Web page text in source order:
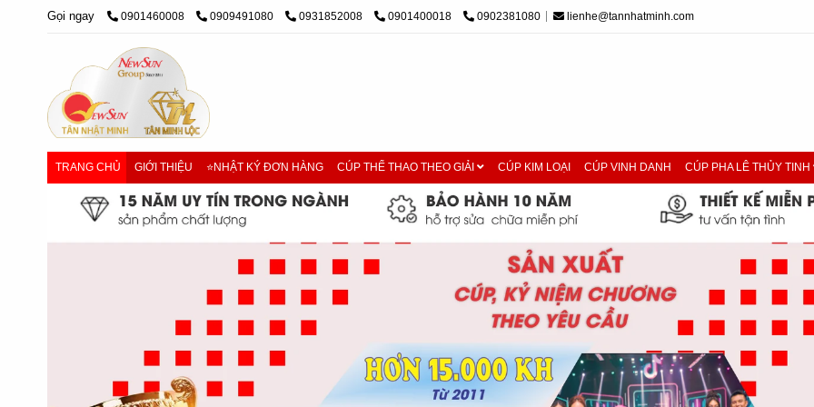
Gọi ngay 0901460008 0909491080 0931852008 0901400018 0902381080 lienhe@tannhatminh.com
TRANG CHỦ GIỚI THIỆU ⭐NHẬT KÝ ĐƠN HÀNG CÚP THỂ THAO THEO GIẢI CÚP KIM LOẠI CÚP VINH DANH CÚP PHA LÊ THỦY TINH